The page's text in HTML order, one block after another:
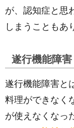
が、認知症と思
しまうこともあ
遂行機能障害
遂行機能障害と
料理ができなく
が使えなくなっ